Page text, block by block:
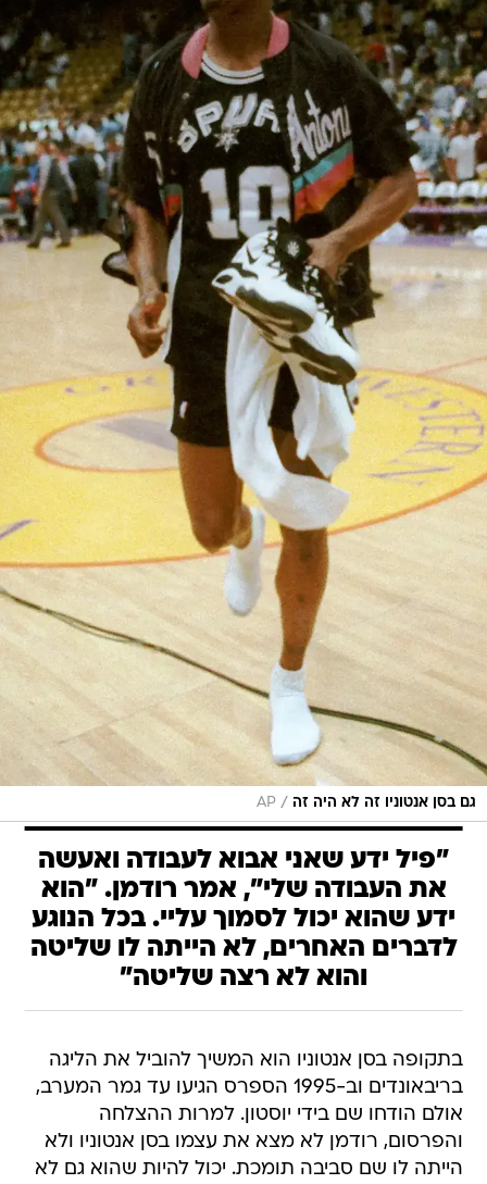
גם בסן אנטוניו זה לא היה זה /
AP
"פיל ידע שאני אבוא לעבודה ואעשה
את העבודה שלי", אמר רודמן. "הוא
ידע שהוא יכול לסמוך עליי. בכל הנוגע
לדברים האחרים, לא הייתה לו שליטה
והוא לא רצה שליטה"
בתקופה בסן אנטוניו הוא המשיך להוביל את הליגה
בריבאונדים וב-1995 הספרס הגיעו עד גמר המערב,
אולם הודחו שם בידי יוסטון. למרות ההצלחה
והפרסום, רודמן לא מצא את עצמו בסן אנטוניו ולא
הייתה לו שם סביבה תומכת. יכול להיות שהוא גם לא